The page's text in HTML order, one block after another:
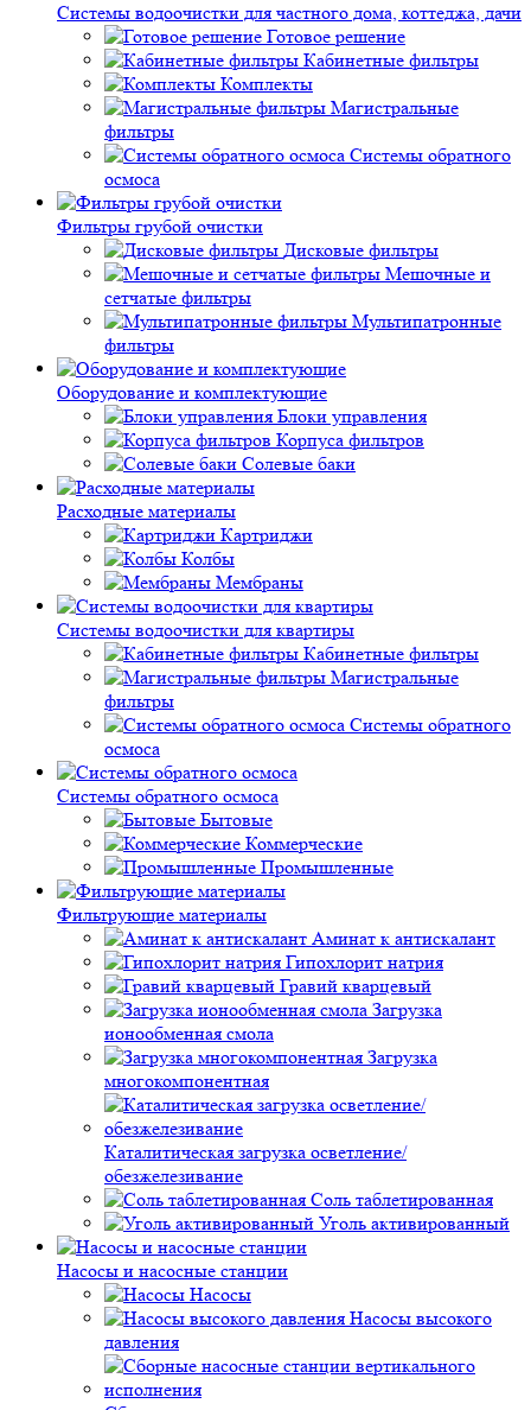
Системы водоочистки для частного дома, коттеджа, дачи
Готовое решение
Кабинетные фильтры
Комплекты
Магистральные
фильтры
Системы обратного
осмоса
Фильтры грубой очистки
Дисковые фильтры
Мешочные и
сетчатые фильтры
Мультипатронные
фильтры
Оборудование и комплектующие
Блоки управления
Корпуса фильтров
Солевые баки
Расходные материалы
Картриджи
Колбы
Мембраны
Системы водоочистки для квартиры
Кабинетные фильтры
Магистральные
фильтры
Системы обратного
осмоса
Системы обратного осмоса
Бытовые
Коммерческие
Промышленные
Фильтрующие материалы
Аминат к антискалант
Гипохлорит натрия
Гравий кварцевый
Загрузка
ионообменная смола
Загрузка
многокомпонентная
Каталитическая загрузка осветление/
обезжелезивание
Соль таблетированная
Уголь активированный
Насосы и насосные станции
Насосы
Насосы высокого
давления